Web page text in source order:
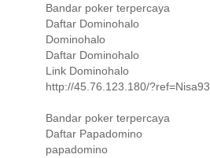
Bandar poker terpercaya
Daftar Dominohalo
Dominohalo
Daftar Dominohalo
Link Dominohalo
http://45.76.123.180/?ref=Nisa93
Bandar poker terpercaya
Daftar Papadomino
papadomino